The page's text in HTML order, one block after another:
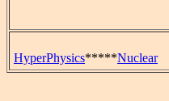
HyperPhysics*****Nuclear